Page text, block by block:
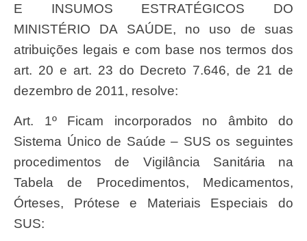
E INSUMOS ESTRATÉGICOS DO
MINISTÉRIO DA SAÚDE, no uso de suas
atribuições legais e com base nos termos dos
art. 20 e art. 23 do Decreto 7.646, de 21 de
dezembro de 2011, resolve:
Art. 1º Ficam incorporados no âmbito do
Sistema Único de Saúde – SUS os seguintes
procedimentos de Vigilância Sanitária na
Tabela de Procedimentos, Medicamentos,
Órteses, Prótese e Materiais Especiais do
SUS: